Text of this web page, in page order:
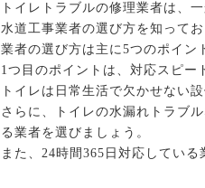
トイレトラブルの修理業者は、
水道工事業者の選び方を知って
業者の選び方は主に5つのポイン
1つ目のポイントは、対応スピー
トイレは日常生活で欠かせない
さらに、トイレの水漏れトラブ
る業者を選びましょう。
また、24時間365日対応してい